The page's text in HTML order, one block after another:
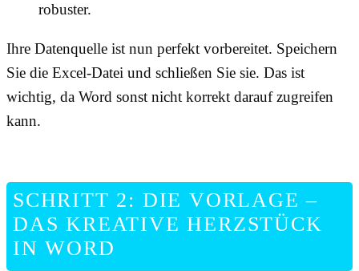
robuster.
Ihre Datenquelle ist nun perfekt vorbereitet. Speichern
Sie die Excel-Datei und schließen Sie sie. Das ist
wichtig, da Word sonst nicht korrekt darauf zugreifen
kann.
SCHRITT 2: DIE VORLAGE –
DAS KREATIVE HERZSTÜCK
IN WORD